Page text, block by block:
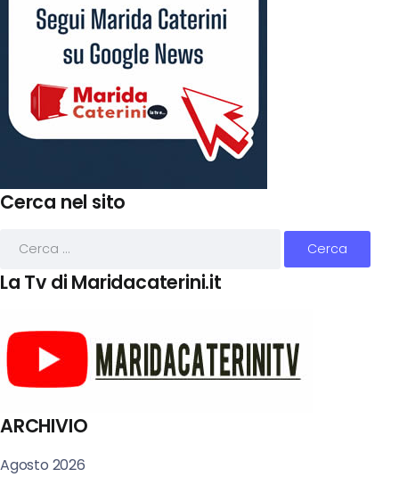
Cerca nel sito
La Tv di Maridacaterini.it
ARCHIVIO
Agosto 2026